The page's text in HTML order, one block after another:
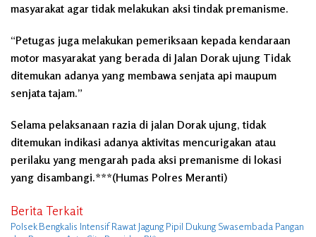
masyarakat agar tidak melakukan aksi tindak premanisme.
“Petugas juga melakukan pemeriksaan kepada kendaraan
motor masyarakat yang berada di Jalan Dorak ujung Tidak
ditemukan adanya yang membawa senjata api maupum
senjata tajam.”
Selama pelaksanaan razia di jalan Dorak ujung, tidak
ditemukan indikasi adanya aktivitas mencurigakan atau
perilaku yang mengarah pada aksi premanisme di lokasi
yang disambangi.***(Humas Polres Meranti)
Berita Terkait
Polsek Bengkalis Intensif Rawat Jagung Pipil Dukung Swasembada Pangan